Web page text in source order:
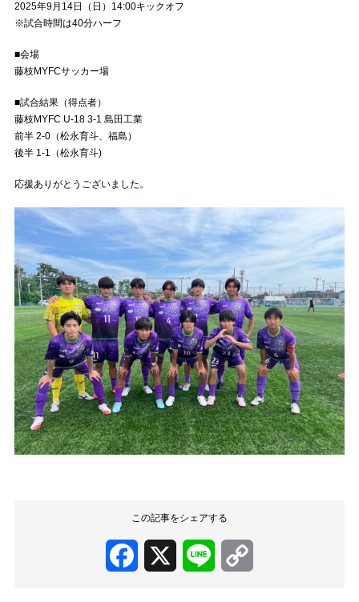
2025年9月14日（日）14:00キックオフ
※試合時間は40分ハーフ
■会場
藤枝MYFCサッカー場
■試合結果（得点者）
藤枝MYFC U-18 3-1 島田工業
前半 2-0（松永育斗、福島）
後半 1-1（松永育斗)
応援ありがとうございました。
この記事をシェアする
Facebook Line